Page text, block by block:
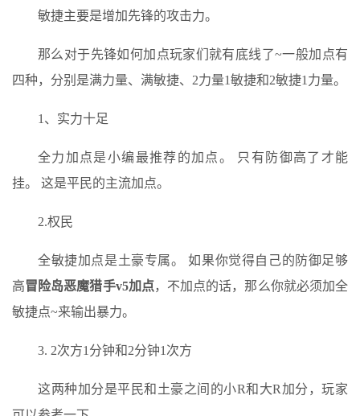
敏捷主要是增加先锋的攻击力。
那么对于先锋如何加点玩家们就有底线了~一般加点有
四种，分别是满力量、满敏捷、2力量1敏捷和2敏捷1力量。
1、实力十足
全力加点是小编最推荐的加点。 只有防御高了才能
挂。 这是平民的主流加点。
2.权民
全敏捷加点是土豪专属。 如果你觉得自己的防御足够
高冒险岛恶魔猎手v5加点，不加点的话，那么你就必须加全
敏捷点~来输出暴力。
3. 2次方1分钟和2分钟1次方
这两种加分是平民和土豪之间的小R和大R加分，玩家